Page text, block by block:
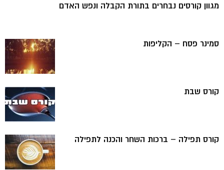
מגוון קורסים נבחרים בתורת הקבלה ונפש האדם
סמינר פסח – הקליפות
קורס שבת
קורס תפילה – ברכות השחר והכנה לתפילה